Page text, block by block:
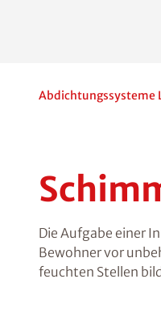
Abdichtungssysteme
Die Aufgabe einer
Bewohner vor
feuchten Stellen